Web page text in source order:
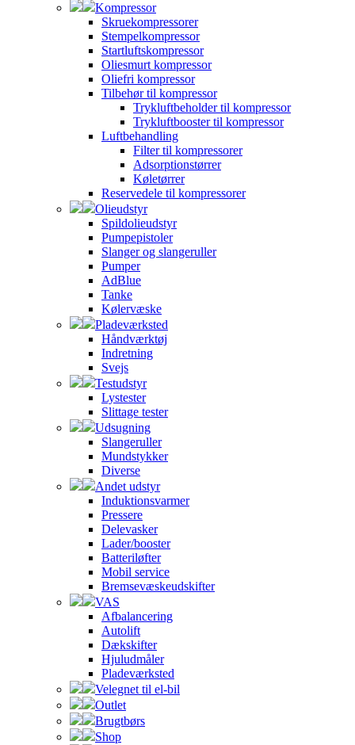
Kompressor
Skruekompressorer
Stempelkompressor
Startluftskompressor
Oliesmurt kompressor
Oliefri kompressor
Tilbehør til kompressor
Trykluftbeholder til kompressor
Trykluftbooster til kompressor
Luftbehandling
Filter til kompressorer
Adsorptionstørrer
Køletørrer
Reservedele til kompressorer
Olieudstyr
Spildolieudstyr
Pumpepistoler
Slanger og slangeruller
Pumper
AdBlue
Tanke
Kølervæske
Pladeværksted
Håndværktøj
Indretning
Svejs
Testudstyr
Lystester
Slittage tester
Udsugning
Slangeruller
Mundstykker
Diverse
Andet udstyr
Induktionsvarmer
Pressere
Delevasker
Lader/booster
Batteriløfter
Mobil service
Bremsevæskeudskifter
VAS
Afbalancering
Autolift
Dækskifter
Hjuludmåler
Pladeværksted
Velegnet til el-bil
Outlet
Brugtbørs
Shop